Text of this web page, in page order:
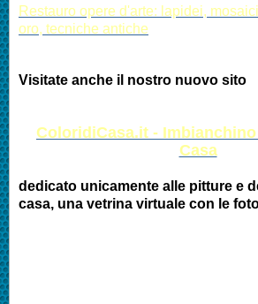
Restauro opere d'arte: lapidei,
oro, tecniche antiche
Visitate anche il nostro nuovo sito
ColoridiCasa.it -
Casa
dedicato unicamente alle pitture e
casa, una vetrina virtuale con le